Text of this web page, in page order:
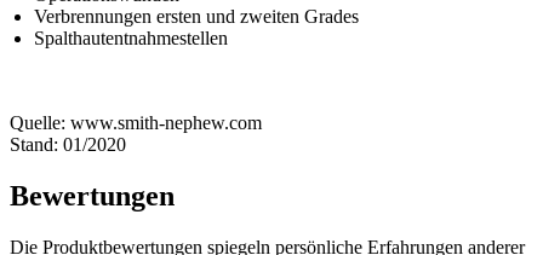
Verbrennungen ersten und zweiten Grades
Spalthautentnahmestellen
Quelle: www.smith-nephew.com
Stand: 01/2020
Bewertungen
Die Produktbewertungen spiegeln persönliche Erfahrungen anderer